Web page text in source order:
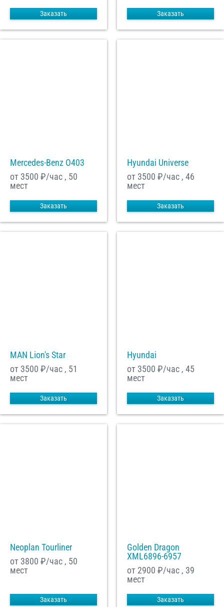
Заказать Заказать
Mercedes-Benz О403
от 3500 ₽/час , 50
мест
Заказать
Hyundai Universe
от 3500 ₽/час , 46
мест
Заказать
MAN Lion's Star
от 3500 ₽/час , 51
мест
Заказать
Hyundai
от 3500 ₽/час , 45
мест
Заказать
Neoplan Tourliner
от 3800 ₽/час , 50
мест
Заказать
Golden Dragon
XML6896-6957
от 2900 ₽/час , 39
мест
Заказать